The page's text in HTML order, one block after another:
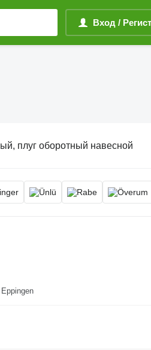
Вход /
плуг оборотный навесной